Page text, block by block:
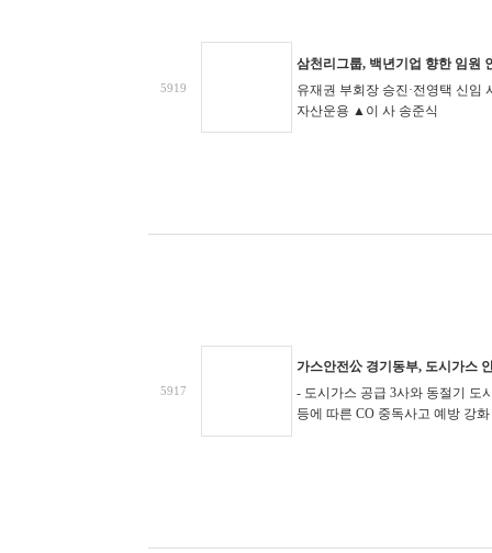
5919
삼천리그룹, 백년기업 향한 임원
유재권 부회장 승진·전영택 신
자산운용 ▲이 사 송준식
5917
가스안전公 경기동부, 도시가스
- 도시가스 공급 3사와 동절기 도
등에 따른 CO 중독사고 예방 강